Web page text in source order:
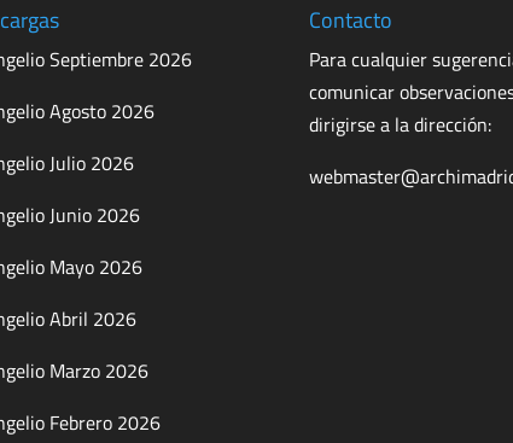
Septiembre 2026
Agosto 2026
Julio 2026
Junio 2026
Mayo 2026
Abril 2026
Marzo 2026
Febrero 2026
Contacto
Para cualquier
comunicar
dirigirse a la dirección: